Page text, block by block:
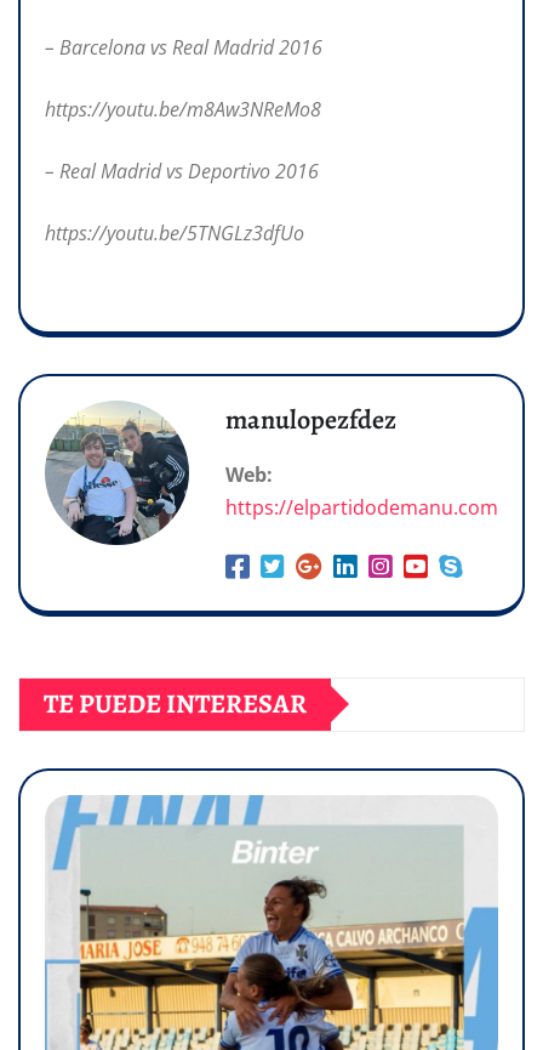
– Barcelona vs Real Madrid 2016
https://youtu.be/m8Aw3NReMo8
– Real Madrid vs Deportivo 2016
https://youtu.be/5TNGLz3dfUo
manulopezfdez
Web:
https://elpartidodemanu.com
TE PUEDE INTERESAR